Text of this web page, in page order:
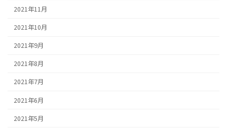
2021年11月
2021年10月
2021年9月
2021年8月
2021年7月
2021年6月
2021年5月